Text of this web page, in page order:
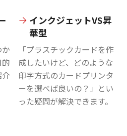
インクジェットVS昇
華型
「プラスチックカードを作
成したいけど、どのような
印字方式のカードプリンタ
ーを選べば良いの？」とい
った疑問が解決できます。